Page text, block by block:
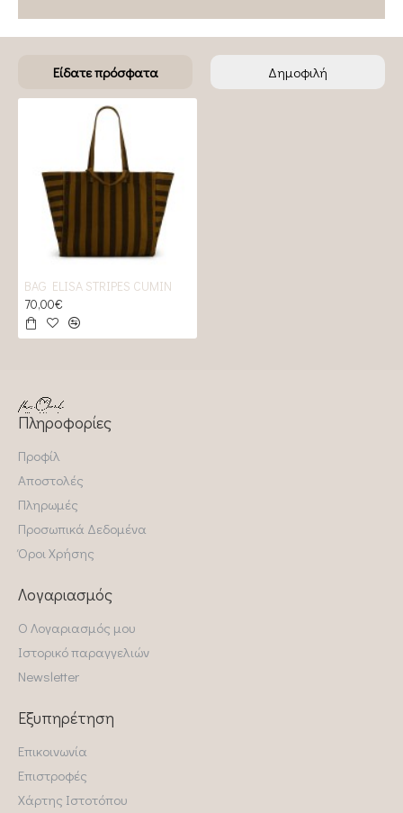
Είδατε πρόσφατα Δημοφιλή
BAG ELISA STRIPES CUMIN
70,00€
Πληροφορίες
Προφίλ
Αποστολές
Πληρωμές
Προσωπικά Δεδομένα
Όροι Χρήσης
Λογαριασμός
Ο Λογαριασμός μου
Ιστορικό παραγγελιών
Newsletter
Εξυπηρέτηση
Επικοινωνία
Επιστροφές
Χάρτης Ιστοτόπου